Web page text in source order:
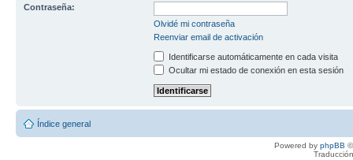
Contraseña:
Olvidé mi contraseña
Reenviar email de activación
Identificarse automáticamente en cada visita
Ocultar mi estado de conexión en esta sesión
Índice general
Powered by phpBB